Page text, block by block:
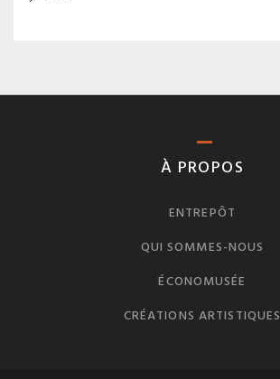
À PROPOS
ENTREPÔT
QUI SOMMES-NOUS
ÉCONOMUSÉE
CRÉATIONS ARTISTIQUES